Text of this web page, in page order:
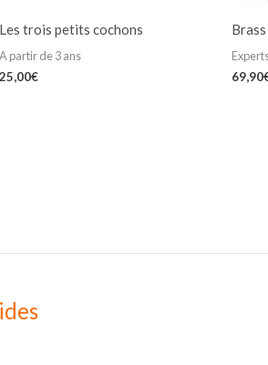
Les trois petits cochons
A partir de 3 ans
25,00€
69,90